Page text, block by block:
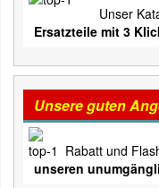
Unser
Ersatzteile mit 3
Unsere guten
Rabatt und
unseren